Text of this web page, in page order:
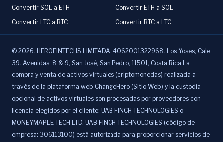
Convertir SOL a ETH
Convertir ETH a SOL
Convertir LTC a BTC
Convertir BTC a LTC
© 2026. HEROFINTECHS LIMITADA, 4062001322968. Los Yoses, Cale
39. Avenidas, 8 & 9, San José, San Pedro, 11501, Costa Rica.La
compra y venta de activos virtuales (criptomonedas) realizada a
través de la plataforma web ChangeHero (Sitio Web) y la custodia
opcional de activos virtuales son procesadas por proveedores con
licencia elegidos por el cliente: UAB FINCH TECHNOLOGIES o
MONEYMAPLE TECH LTD. UAB FINCH TECHNOLOGIES (código de
empresa: 306113100) está autorizada para proporcionar servicios de